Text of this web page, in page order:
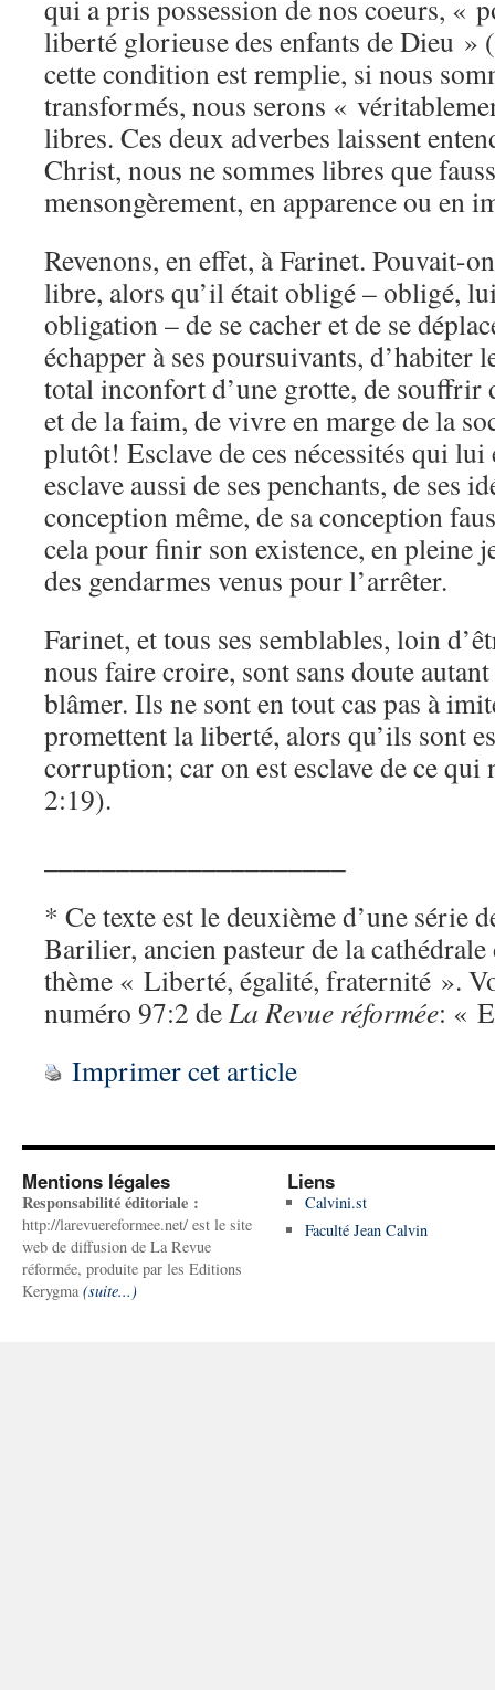
qui a pris possession de nos coeurs, «
liberté glorieuse des enfants de Dieu
cette condition est remplie, si nous
transformés, nous serons «
libres. Ces deux adverbes laissent
Christ, nous ne sommes libres que
mensongèrement, en apparence ou en
Revenons, en effet, à Farinet. Pouvait-
libre, alors qu’il était obligé – obligé,
obligation – de se cacher et de se
échapper à ses poursuivants, d’habiter
total inconfort d’une grotte, de souffrir
et de la faim, de vivre en marge de la
plutôt! Esclave de ces nécessités qui lui
esclave aussi de ses penchants, de ses
conception même, de sa conception
cela pour finir son existence, en pleine
des gendarmes venus pour l’arrêter.
Farinet, et tous ses semblables, loin
nous faire croire, sont sans doute
blâmer. Ils ne sont en tout cas pas à
promettent la liberté, alors qu’ils sont
corruption; car on est esclave de ce
2:19).
* Ce texte est le deuxième d’une série
Barilier, ancien pasteur de la
thème « Liberté, égalité, fraternité ».
numéro 97:2 deLa Revue réformée: «
Imprimer cet article
Mentions légales
Responsabilité éditoriale :
http://larevuereformee.net/ est le site
web de diffusion de La Revue
réformée, produite par les Editions
Kerygma (suite...)
Liens
Calvini.st
Faculté Jean Calvin